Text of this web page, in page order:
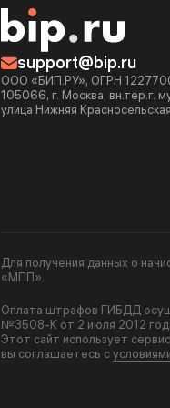
support@bip.ru
ООО «БИП.РУ», ОГРН
105066, г. Москва, вн.тер.г.
улица Нижняя
Для получения данных о
«МПП».
Оплата штрафов ГИБДД
№3508-К от 2 июля 2012
Этот сайт использует
вы соглашаетесь с